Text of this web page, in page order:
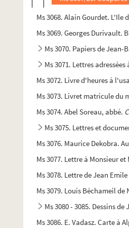
Ms 3068. Alain Gourdet. L'Ile
Ms 3069. Georges Durivault.
Ms 3070. Papiers de
Ms 3071. Lettres
Ms 3072. Livre d'heures à
Ms 3073. Livret matricule du
Ms 3074. Abel Soreau, abbé.
Ms 3075. Lettres et
Ms 3076. Maurice Dekobra.
Ms 3077. Lettre à Monsieur et
Ms 3078. Lettre de Jean
Ms 3079. Louis Béchameil
Ms 3080 - 3085. Dessins de
Ms 3086. E. Vadasz. Carte à